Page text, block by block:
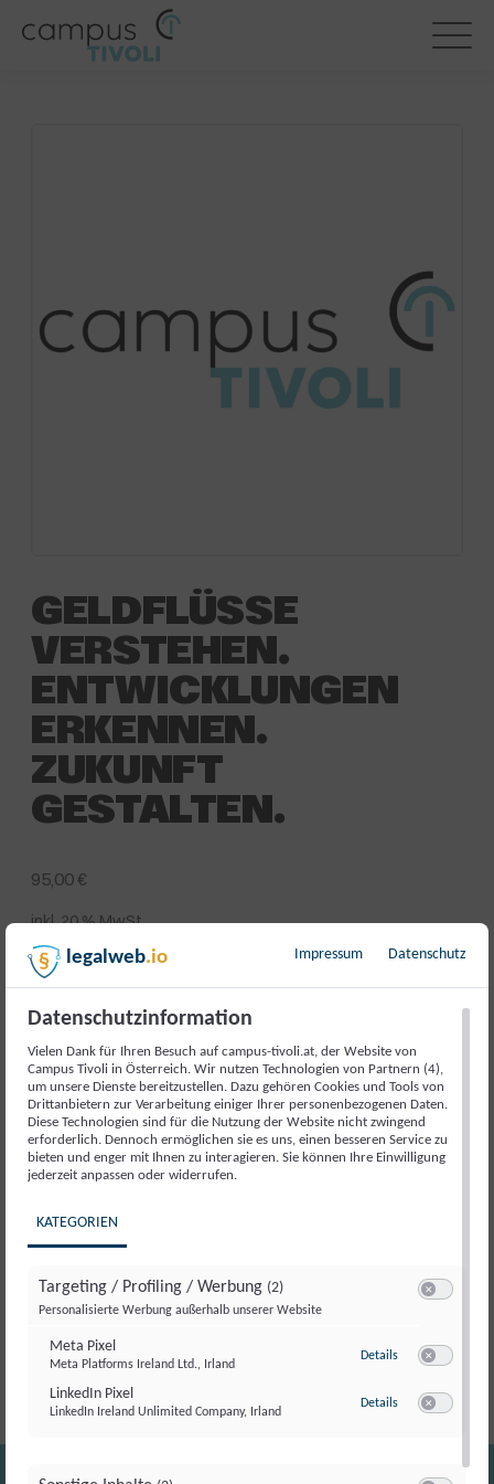
GELDFLÜSSE
VERSTEHEN.
ENTWICKLUNGEN
ERKENNEN.
ZUKUNFT
GESTALTEN.
95,00€
inkl. 20 % MwSt.
[{“id”:4933339,”token”:”AZXX53″,”data”:[]}]
Geldflüsse
verstehen.
Entwicklungen
erkennen.
Zukunft
gestalten.
In den Warenkorb
Artikelnummer:17328 Kategorie:Veranstaltung
Beschreibung
Das Finanz-Update für Gemeinden
legalweb.io Impressum Datenschutz
Datenschutzinformation
Vielen Dank für Ihren Besuch auf campus-tivoli.at, der Website von
Campus Tivoli in Österreich. Wir nutzen Technologien von Partnern (4),
um unsere Dienste bereitzustellen. Dazu gehören Cookies und Tools von
Drittanbietern zur Verarbeitung einiger Ihrer personenbezogenen Daten.
Diese Technologien sind für die Nutzung der Website nicht zwingend
erforderlich. Dennoch ermöglichen sie es uns, einen besseren Service zu
bieten und enger mit Ihnen zu interagieren. Sie können Ihre Einwilligung
jederzeit anpassen oder widerrufen.
KATEGORIEN
Targeting / Profiling / Werbung (2)
Personalisierte Werbung außerhalb unserer Website
Meta Pixel
Meta Platforms Ireland Ltd., Irland
Details zu Meta Pixel
LinkedIn Pixel
LinkedIn Ireland Unlimited Company, Irland
Details zu LinkedIn Pixel